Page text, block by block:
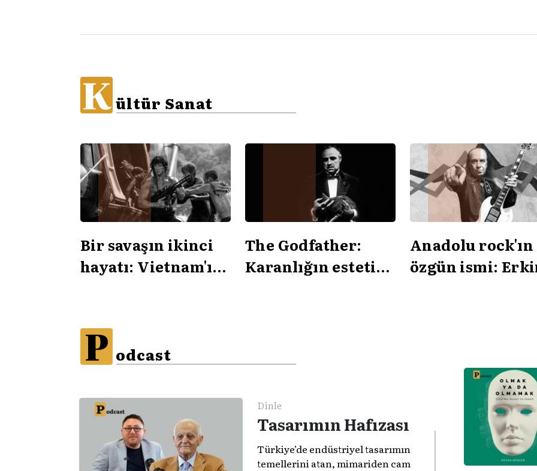
K ültür Sanat
Bir savaşın ikinci
hayatı: Vietnam'ın
The Godfather:
Karanlığın estetiği
Anadolu rock'ın
özgün ismi:
P odcast
Dinle
Tasarımın Hafızası
Türkiye’de endüstriyel tasarımın
temellerini atan, mimariden cam